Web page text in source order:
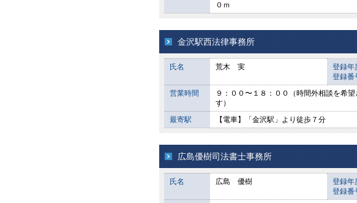
０ｍ
金沢駅西法律事務所
氏名 荒木 実
登録年
登録番
営業時間
９：００〜１８：００（時間外相談を希
す）
最寄駅
【電車】「金沢駅」より徒歩７分
広島優樹司法書士事務所
氏名 広島 優樹
登録年
登録番